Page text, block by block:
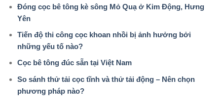
Đóng cọc bê tông kè sông Mỏ Quạ ở Kim Động, Hưng
Yên
Tiến độ thi công cọc khoan nhồi bị ảnh hưởng bởi
những yếu tố nào?
Cọc bê tông đúc sẵn tại Việt Nam
So sánh thử tải cọc tĩnh và thử tải động – Nên chọn
phương pháp nào?